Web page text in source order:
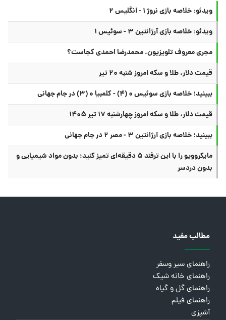
ویدئو: خلاصه بازی نروژ ۱ - انگلیس ۲
ویدئو: خلاصه بازی آرژانتین ۳ - سوئیس ۱
مجری معروف تلویزیون، محمدرضا احمدی کجاست؟
قیمت دلار، طلا و سکه امروز شنبه ۲۰ تیر
ببینید؛ خلاصه بازی سوئیس ۰ (۴) - کلمبیا ۰ (۳) در جام جهانی
قیمت دلار، طلا و سکه امروز چهارشنبه ۱۷ تیر ۱۴۰۵
ببینید؛ خلاصه بازی آرژانتین ۳ - مصر ۲ در جام جهانی
مایکروویو را با این ترفند ۵ دقیقه‌ای تمیز کنید؛ بدون مواد شیمیایی و
بدون دردسر
مطالب مفید
راهنمای سیر وسفر
راهنمای خانه شیک
راهنمای گل و گیاه
راهنمای فیلم
آشپزی